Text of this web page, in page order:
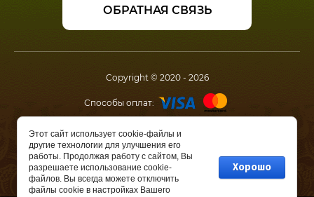
ОБРАТНАЯ СВЯЗЬ
Copyright © 2020 - 2026
Способы оплат:
Мы в соц.сетях:
Создание, разработка сайта
— студия Мегагрупп.ру.
Этот сайт использует cookie-файлы и
другие технологии для улучшения его
работы. Продолжая работу с сайтом, Вы
разрешаете использование cookie-
файлов. Вы всегда можете отключить
файлы cookie в настройках Вашего
Хорошо